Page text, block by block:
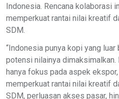
Indonesia. Rencana kolaborasi
memperkuat rantai nilai kreatif
SDM.
“Indonesia punya kopi yang
potensi nilainya
hanya fokus pada aspek
memperkuat rantai nilai kreatif
SDM, perluasan akses pasar,